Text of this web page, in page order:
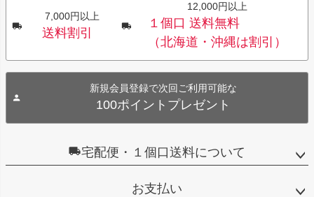
7,000円以上
送料割引
12,000円以上
１個口 送料無料
（北海道・沖縄は割引）
新規会員登録で次回ご利用可能な
100ポイントプレゼント
宅配便・１個口送料について
お支払い